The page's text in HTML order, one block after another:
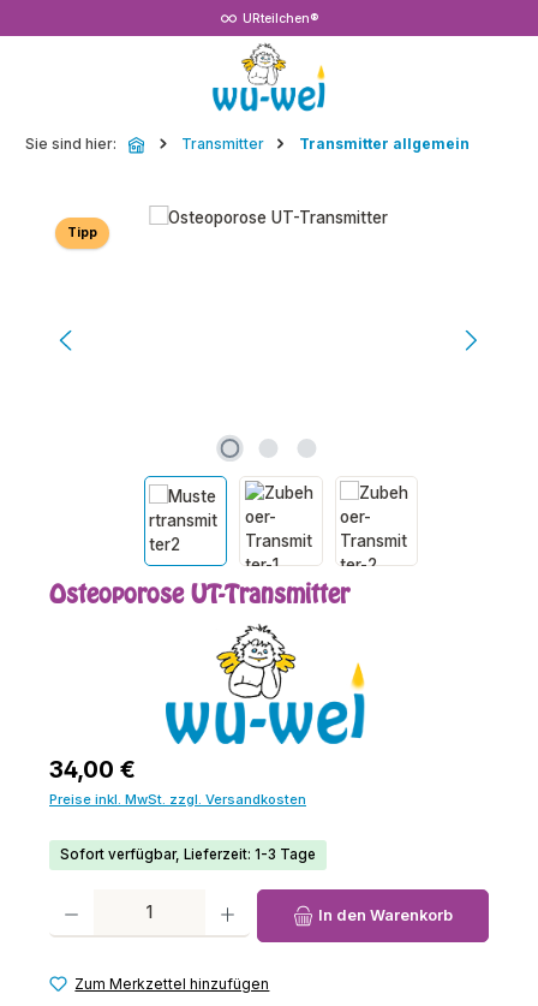
URteilchen®
Sie sind hier: Transmitter Transmitter allgemein
Bildergalerie überspringen
Tipp
Osteoporose UT-Transmitter
Regulärer Preis:
34,00 €
Preise inkl. MwSt. zzgl. Versandkosten
Sofort verfügbar, Lieferzeit: 1-3 Tage
Produkt Anzahl: Gib den gewünschten Wert ein oder benutze die
In den Warenkorb
Zum Merkzettel hinzufügen